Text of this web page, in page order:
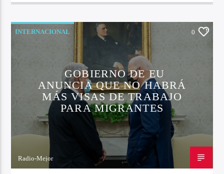
INTERNACIONAL 0
GOBIERNO DE EU
ANUNCIA QUE NO HABRÁ
MÁS VISAS DE TRABAJO
PARA MIGRANTES
Radio-Mejor